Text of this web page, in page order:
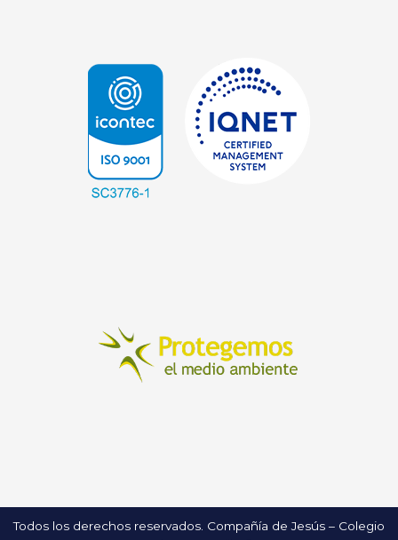
Todos los derechos reservados. Compañía de Jesús – Colegio